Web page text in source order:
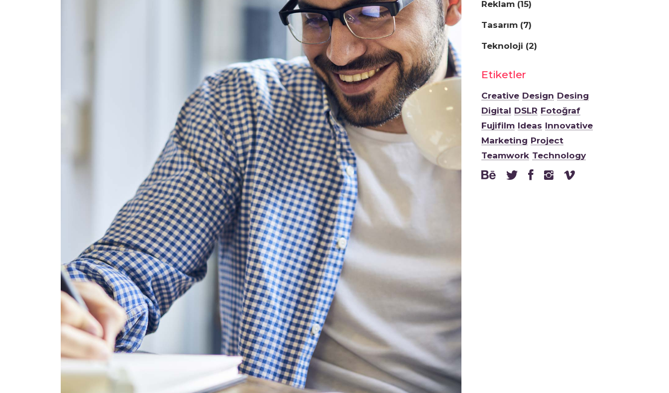
Reklam (15)
Tasarım (7)
Teknoloji (2)
Etiketler
Creative Design Desing
Digital DSLR Fotoğraf
Fujifilm Ideas Innovative
Marketing Project
Teamwork Technology